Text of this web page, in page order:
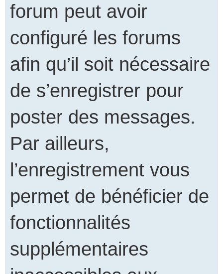
forum peut avoir
configuré les forums
afin qu’il soit nécessaire
de s’enregistrer pour
poster des messages.
Par ailleurs,
l’enregistrement vous
permet de bénéficier de
fonctionnalités
supplémentaires